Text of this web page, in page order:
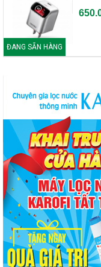
ĐANG SẴN HÀNG